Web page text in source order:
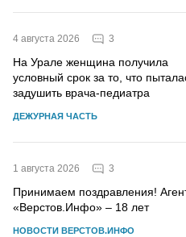
4 августа 2026 3
На Урале женщина получила
условный срок за то, что
задушить врача-педиатра
ДЕЖУРНАЯ ЧАСТЬ
1 августа 2026 3
Принимаем поздравления!
«Верстов.Инфо» – 18 лет
НОВОСТИ ВЕРСТОВ.ИНФО